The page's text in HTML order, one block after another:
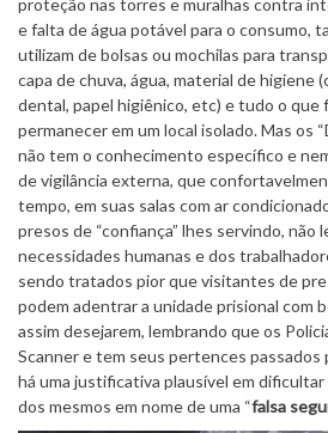
proteção nas torres e muralhas contra
e falta de água potável para o consumo,
utilizam de bolsas ou mochilas para
capa de chuva, água, material de higiene
dental, papel higiênico, etc) e tudo o que
permanecer em um local isolado. Mas os
não tem o conhecimento específico e
de vigilância externa, que
tempo, em suas salas com ar
presos de “confiança” lhes servindo, não
necessidades humanas e dos
sendo tratados pior que visitantes de
podem adentrar a unidade prisional com
assim desejarem, lembrando que os
Scanner e tem seus pertences passados
há uma justificativa plausível em
dos mesmos em nome de uma “falsa